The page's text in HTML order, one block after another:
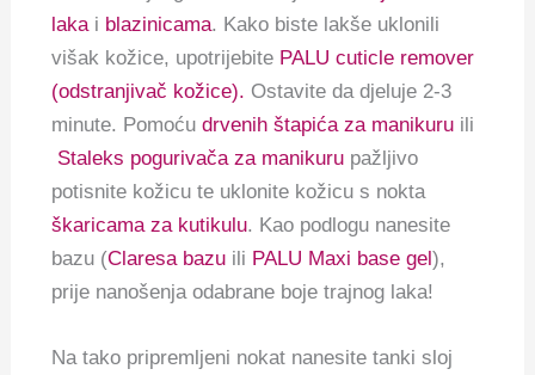
lakai blazinicama. Kako biste lakše uklonili
višak kožice, upotrijebite PALU cuticle remover
(odstranjivač kožice). Ostavite da djeluje 2-3
minute. Pomoćudrvenih štapića za manikuru ili
Staleks pogurivača za manikuru pažljivo
potisnite kožicu te uklonite kožicu s nokta
škaricama za kutikulu. Kao podlogu nanesite
bazu (Claresa bazu ili PALU Maxi base gel),
prije nanošenja odabrane boje trajnog laka!
Na tako pripremljeni nokat nanesite tanki sloj